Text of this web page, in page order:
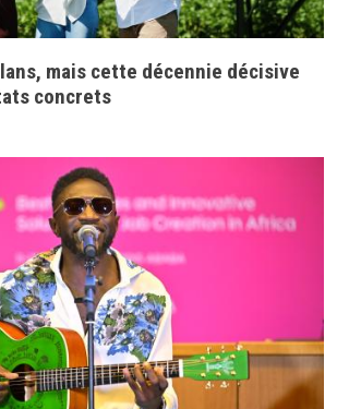
mais cette décennie décisive
concrets